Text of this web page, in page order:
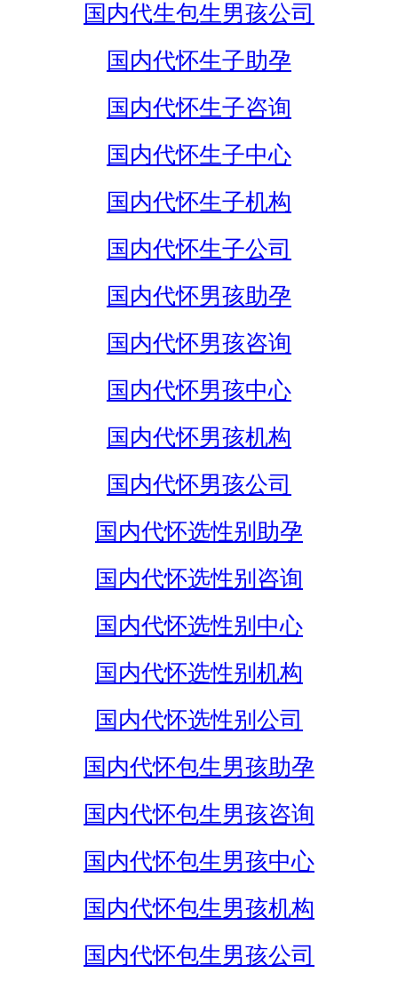
国内代生包生男孩公司
国内代怀生子助孕
国内代怀生子咨询
国内代怀生子中心
国内代怀生子机构
国内代怀生子公司
国内代怀男孩助孕
国内代怀男孩咨询
国内代怀男孩中心
国内代怀男孩机构
国内代怀男孩公司
国内代怀选性别助孕
国内代怀选性别咨询
国内代怀选性别中心
国内代怀选性别机构
国内代怀选性别公司
国内代怀包生男孩助孕
国内代怀包生男孩咨询
国内代怀包生男孩中心
国内代怀包生男孩机构
国内代怀包生男孩公司